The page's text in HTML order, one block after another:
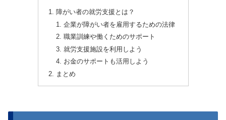
障がい者の就労支援とは？
企業が障がい者を雇用するための法律
職業訓練や働くためのサポート
就労支援施設を利用しよう
お金のサポートも活用しよう
まとめ